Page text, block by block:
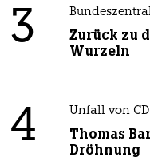
3
Zurück zu
Wurzeln
4 Unfall von
Thomas
Dröhnung